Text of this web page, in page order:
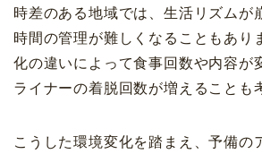
時差のある地域では、生活リズムが
時間の管理が難しくなることもあり
化の違いによって食事回数や内容が
ライナーの着脱回数が増えることも
こうした環境変化を踏まえ、予備の